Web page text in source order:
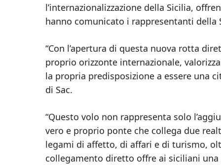
l’internazionalizzazione della Sicilia,
hanno comunicato i rappresentanti della
“Con l’apertura di questa nuova rotta
proprio orizzonte internazionale,
la propria predisposizione a essere una
di Sac.
“Questo volo non rappresenta solo
vero e proprio ponte che collega due
legami di affetto, di affari e di turismo,
collegamento diretto offre ai siciliani